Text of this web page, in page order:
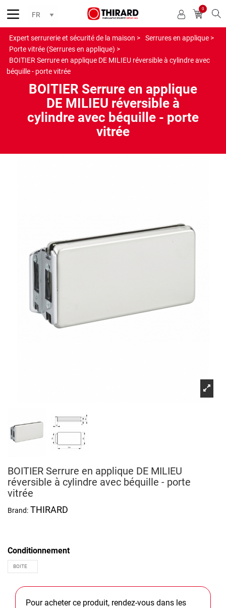
0
Expert serrurerie et sécurité de la maison >
Serrures en applique >
Porte vitrée (Serrures en applique) >
BOITIER Serrure en applique DE MILIEU réversible à cylindre avec
béquille - porte vitrée
BOITIER Serrure en applique
DE MILIEU réversible à
cylindre avec béquille - porte
vitrée
BOITIER Serrure en applique DE MILIEU
réversible à cylindre avec béquille - porte
vitrée
Brand: THIRARD
Conditionnement
Pour acheter ce produit, rendez-vous dans les